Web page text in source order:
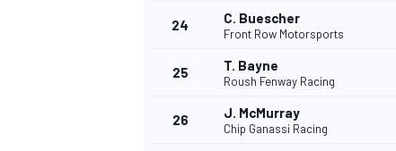
MÁS CATEGORÍAS
24 C. Buescher
Front Row Motorsports
25 T. Bayne
Roush Fenway Racing
26 J. McMurray
Chip Ganassi Racing